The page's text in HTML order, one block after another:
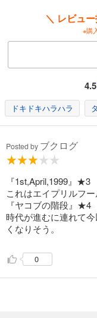
Ｑ．Ｅ
594円 (税
あらす
Ｑ．Ｅ．
594
完結
Ｑ．Ｅ
594円 (税
＼ レビュ
※購
4.5
ドキドキハラハラ
Posted by ブクログ
『1st,April,1999』★3
これはエイプリルフ
『ヤコブの階段』★4
時代が進むに連れて
くなりそう。
0